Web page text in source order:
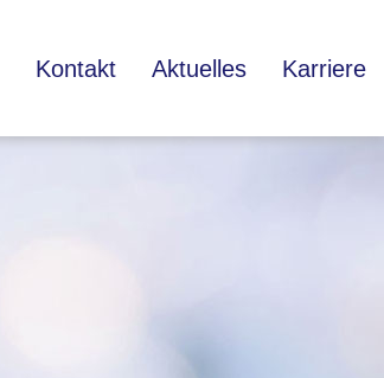
Kontakt Aktuelles Karriere